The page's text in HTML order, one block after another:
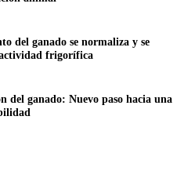
del ganado se normaliza y se
frigorífica
del ganado: Nuevo paso hacia una